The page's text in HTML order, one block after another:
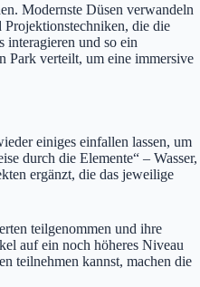
Modernste Düsen verwandeln
die die
interagieren und so ein
Park verteilt, um eine immersive
einiges einfallen lassen, um
durch die Elemente“ – Wasser,
ergänzt, die das jeweilige
teilgenommen und ihre
auf ein noch höheres Niveau
teilnehmen kannst, machen die